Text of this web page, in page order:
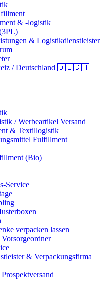
& -logistik
& Logistikdienstleister
/ Deutschland 🇩🇪🇨🇭
/ Werbeartikel Versand
& Textillogistik
Fulfillment
(Bio)
Service
verpacken lassen
& Verpackungsfirma